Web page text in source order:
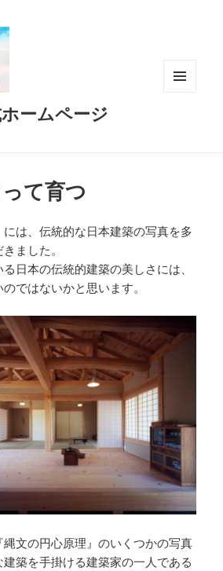
ームページ
て育つ
には、伝統的な日本建築の写真を多
ました。
日本の伝統的建築の美しさには、
ではないかと思います。
文の円心原理』のいくつかの写真
築を手掛ける建築家の一人である